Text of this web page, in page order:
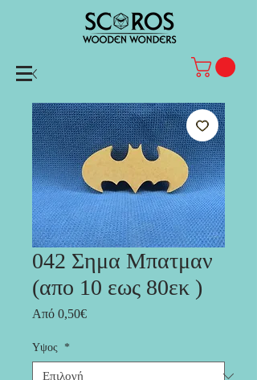
042 Σημα Μπατμαν
(απο 10 εως 80εκ )
Από 0,50€Τιμή
Υψος *